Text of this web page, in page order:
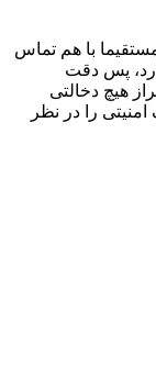
با هم تماس
پس دقت
هیچ دخالتی
را در نظر